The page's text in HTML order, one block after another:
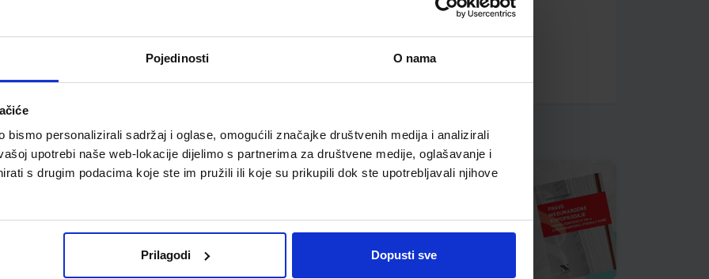
Pojedinosti O nama
bismo personalizirali sadržaj i oglase, omogućili značajke društvenih medija i analizirali
upotrebi naše web-lokacije dijelimo s partnerima za društvene medije, oglašavanje i
s drugim podacima koje ste im pružili ili koje su prikupili dok ste upotrebljavali njihove
Prilagodi Dopusti sve
je prijenosno rješenje; preklopljen je potpuno
od 12 položaja visine koji osiguravaju visoku razinu
i lagan, idealan za hibridni rad; za prijenosna
26,8 cm; moderan i jednostavan; materijal koji se
5 godina